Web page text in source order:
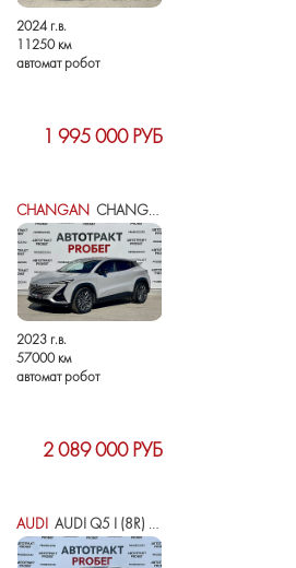
2024 г.в.
11250 км
автомат робот
1 995 000 РУБ
CHANGAN CHANGAN UNI-T I
2023 г.в.
57000 км
автомат робот
2 089 000 РУБ
AUDI AUDI Q5 I (8R) РЕСТАЙЛИНГ